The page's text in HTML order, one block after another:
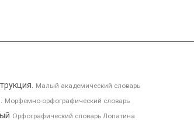
Малый академический словарь
Морфемно-орфографический словарь
Орфографический словарь Лопатина